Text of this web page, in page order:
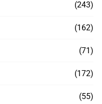
(243)
(162)
(71)
(172)
(55)